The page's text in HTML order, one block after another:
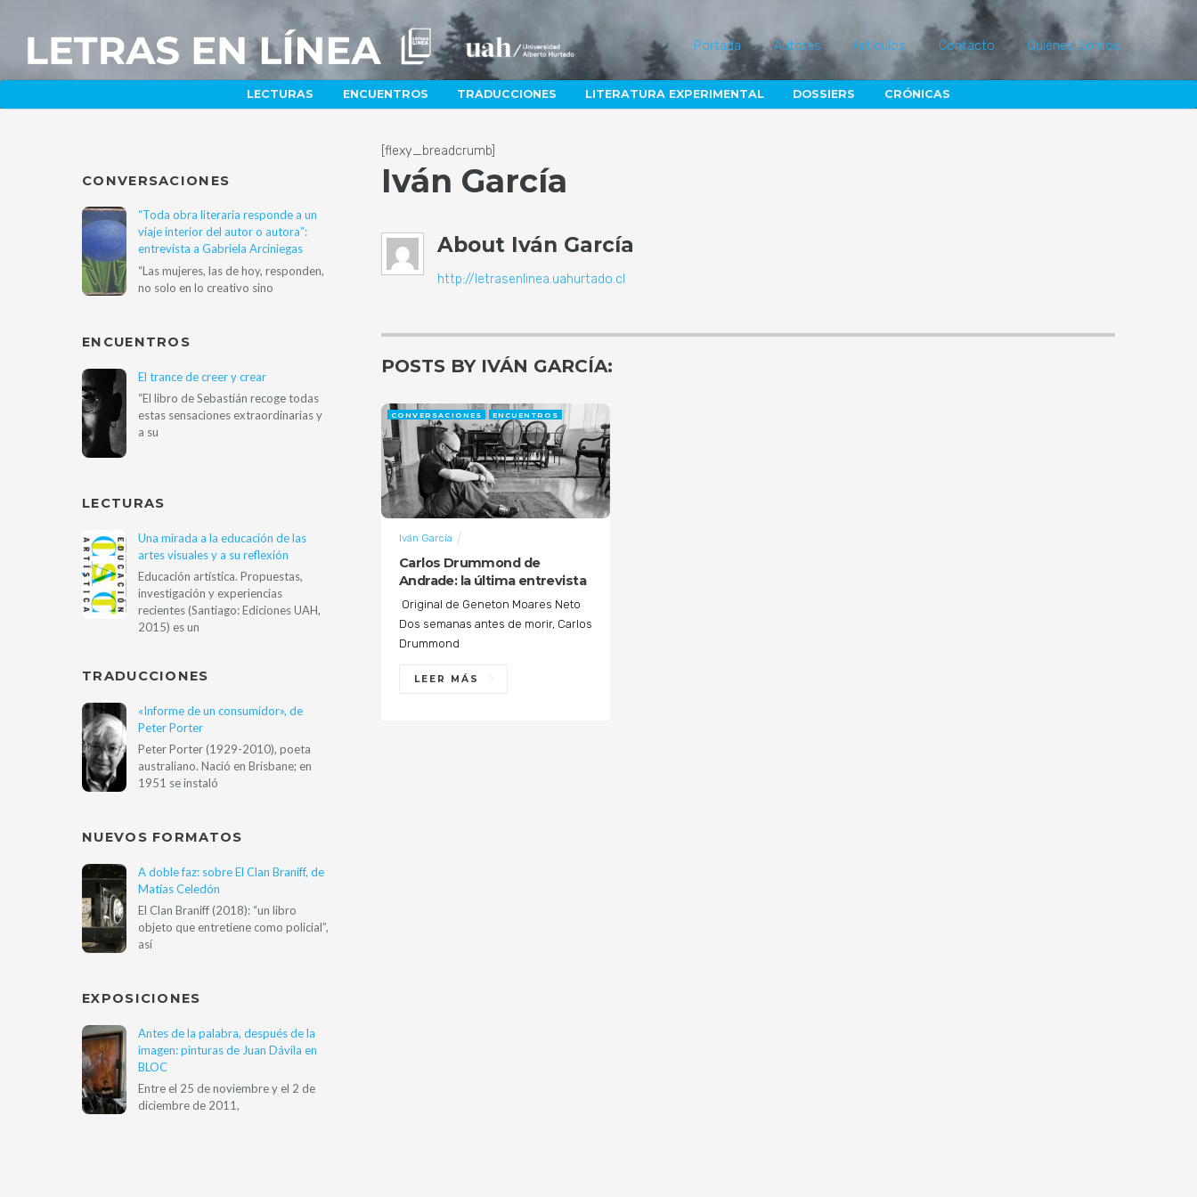
Portada Autores Artículos Contacto Quiénes Somos
LECTURAS ENCUENTROS TRADUCCIONES LITERATURA EXPERIMENTAL DOSSIERS CRÓNICAS
[flexy_breadcrumb]
Iván García
About Iván García
http://letrasenlinea.uahurtado.cl
POSTS BY IVÁN GARCÍA:
Carlos Drummond de
Andrade: la última entrevista
Iván García
CONVERSACIONES ENCUENTROS
Original de Geneton Moares Neto
Dos semanas antes de morir, Carlos
Drummond
LEER MÁS
CONVERSACIONES
“Toda obra literaria responde a un
viaje interior del autor o autora”:
entrevista a Gabriela Arciniegas
“Las mujeres, las de hoy, responden,
no solo en lo creativo sino
ENCUENTROS
El trance de creer y crear
“El libro de Sebastián recoge todas
estas sensaciones extraordinarias y
a su
LECTURAS
Una mirada a la educación de las
artes visuales y a su reflexión
Educación artística. Propuestas,
investigación y experiencias
recientes (Santiago: Ediciones UAH,
2015) es un
TRADUCCIONES
«Informe de un consumidor», de
Peter Porter
Peter Porter (1929-2010), poeta
australiano. Nació en Brisbane; en
1951 se instaló
NUEVOS FORMATOS
A doble faz: sobre El Clan Braniff, de
Matías Celedón
El Clan Braniff (2018): “un libro
objeto que entretiene como policial”,
así
EXPOSICIONES
Antes de la palabra, después de la
imagen: pinturas de Juan Dávila en
BLOC
Entre el 25 de noviembre y el 2 de
diciembre de 2011,